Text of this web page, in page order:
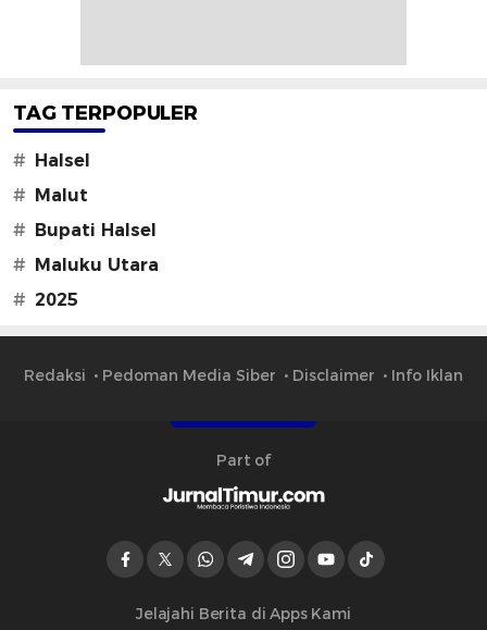
TAG TERPOPULER
#
Halsel
#
Malut
#
Bupati Halsel
#
Maluku Utara
# 2025
Redaksi Pedoman Media Siber Disclaimer Info Iklan
Part of
Jelajahi Berita di Apps Kami